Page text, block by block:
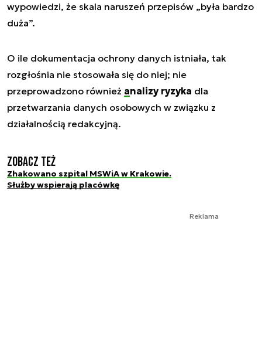
wypowiedzi, że skala naruszeń przepisów „była bardzo
duża”.
O ile dokumentacja ochrony danych istniała, tak
rozgłośnia nie stosowała się do niej; nie
przeprowadzono również analizy ryzyka dla
przetwarzania danych osobowych w związku z
działalnością redakcyjną.
Zobacz też
Zhakowano szpital MSWiA w Krakowie.
Służby wspierają placówkę
Reklama